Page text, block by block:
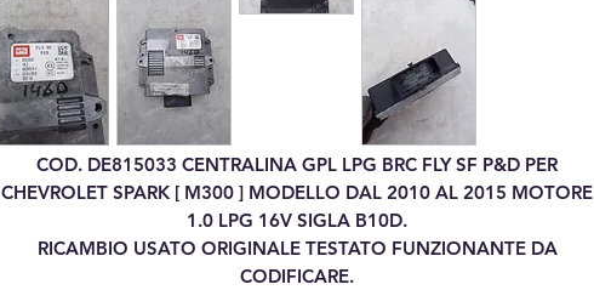
COD. DE815033 CENTRALINA GPL LPG BRC FLY SF P&D PER
CHEVROLET SPARK [ M300 ] MODELLO DAL 2010 AL 2015 MOTORE
1.0 LPG 16V SIGLA B10D.
RICAMBIO USATO ORIGINALE TESTATO FUNZIONANTE DA
CODIFICARE.